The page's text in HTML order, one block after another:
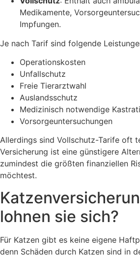
Medikamente,
Impfungen.
Je nach Tarif sind folgende
Operationskosten
Unfallschutz
Freie Tierarztwahl
Auslandsschutz
Medizinisch notwendige
Vorsorgeuntersuchungen
Allerdings sind Vollschutz-Tarife oft
Versicherung ist eine günstigere
zumindest die größten finanziellen
möchtest.
lohnen sie sich?
Für Katzen gibt es keine eigene
denn Schäden durch Katzen sind in